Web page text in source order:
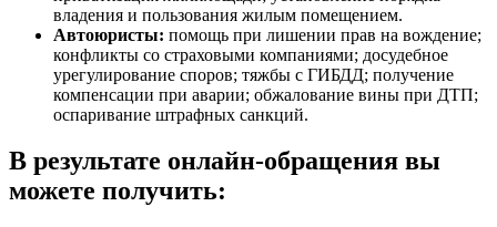
владения и пользования жилым помещением.
Автоюристы: помощь при лишении прав на вождение;
конфликты со страховыми компаниями; досудебное
урегулирование споров; тяжбы с ГИБДД; получение
компенсации при аварии; обжалование вины при ДТП;
оспаривание штрафных санкций.
В результате онлайн-обращения вы
можете получить: